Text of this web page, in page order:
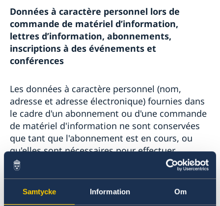
Samtycke Information Om
Données à caractère personnel lors de
commande de matériel d’information,
lettres d’information, abonnements,
inscriptions à des événements et
conférences
Les données à caractère personnel (nom,
adresse et adresse électronique) fournies dans
le cadre d'un abonnement ou d'une commande
de matériel d'information ne sont conservées
que tant que l'abonnement est en cours, ou
qu'elles sont nécessaires pour effectuer
l’expédition ou la commande. L'abonné peut
annuler l'abonnement à tout moment. La
mission diplomatique supprime alors les
données personnelles.